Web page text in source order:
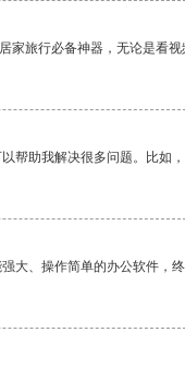
家旅行必备神器，无论是看
帮助我解决很多问题。比如
大、操作简单的办公软件，